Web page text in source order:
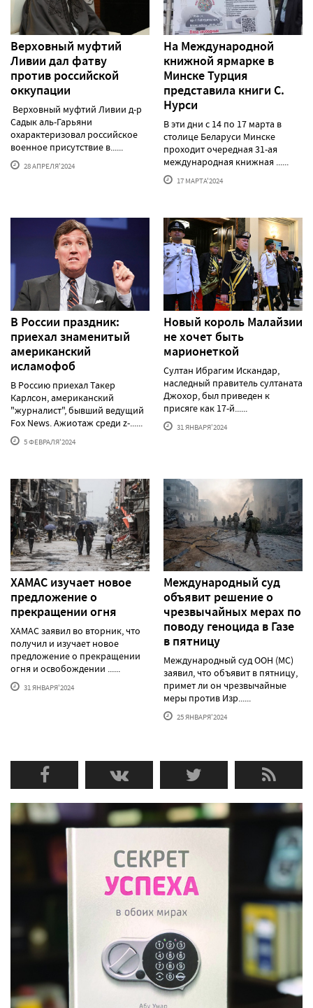
Верховный муфтий
Ливии дал фатву
против российской
оккупации
Верховный муфтий Ливии д-р
Садык аль-Гарьяни
охарактеризовал российское
военное присутствие в......
28 АПРЕЛЯ'2024
На Международной
книжной ярмарке в
Минске Турция
представила книги С.
Нурси
В эти дни с 14 по 17 марта в
столице Беларуси Минске
проходит очередная 31-ая
международная книжная ......
17 МАРТА'2024
В России праздник:
приехал знаменитый
американский
исламофоб
В Россию приехал Такер
Карлсон, американский
"журналист", бывший ведущий
Fox News. Ажиотаж среди z-......
5 ФЕВРАЛЯ'2024
Новый король Малайзии
не хочет быть
марионеткой
Султан Ибрагим Искандар,
наследный правитель султаната
Джохор, был приведен к
присяге как 17-й......
31 ЯНВАРЯ'2024
ХАМАС изучает новое
предложение о
прекращении огня
ХАМАС заявил во вторник, что
получил и изучает новое
предложение о прекращении
огня и освобождении ......
31 ЯНВАРЯ'2024
Международный суд
объявит решение о
чрезвычайных мерах по
поводу геноцида в Газе
в пятницу
Международный суд ООН (МС)
заявил, что объявит в пятницу,
примет ли он чрезвычайные
меры против Изр......
25 ЯНВАРЯ'2024